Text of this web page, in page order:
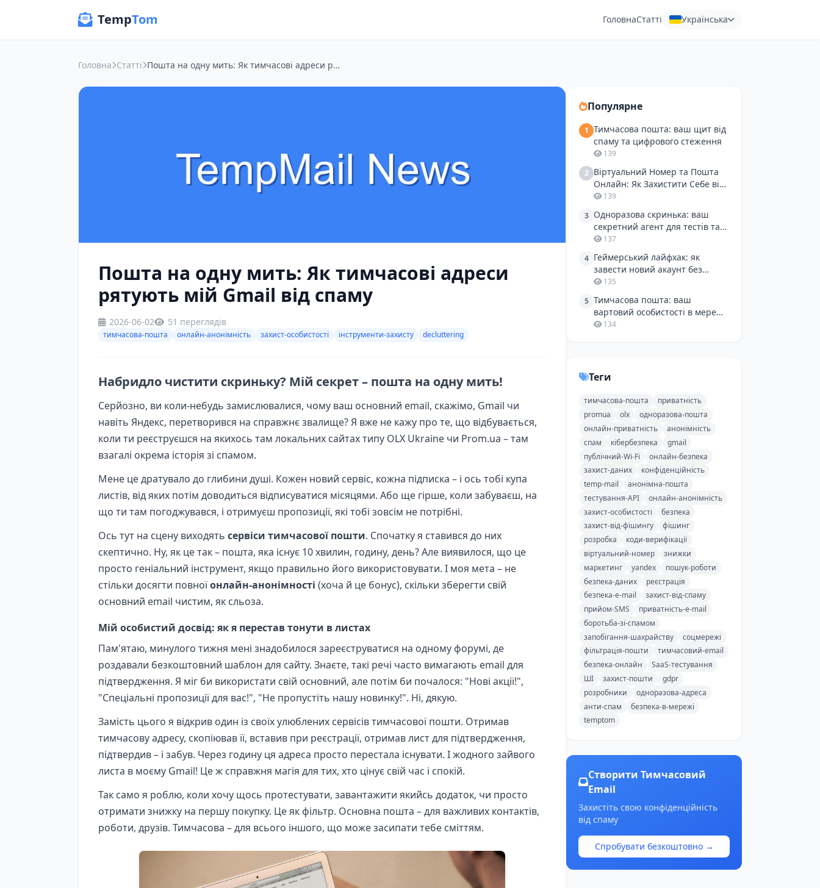
TempTom ГоловнаСтатті Українська
Головна Статті Пошта на одну мить: Як тимчасові адреси рятують мій Gmail від спаму
Пошта на одну мить: Як тимчасові адреси
рятують мій Gmail від спаму
2026-06-02 51 переглядів
тимчасова-пошта онлайн-анонімність захист-особистості інструменти-захисту decluttering
Набридло чистити скриньку? Мій секрет – пошта на одну мить!
Серйозно, ви коли-небудь замислювалися, чому ваш основний email, скажімо, Gmail чи
навіть Яндекс, перетворився на справжнє звалище? Я вже не кажу про те, що відбувається,
коли ти реєструєшся на якихось там локальних сайтах типу OLX Ukraine чи Prom.ua – там
взагалі окрема історія зі спамом.
Мене це дратувало до глибини душі. Кожен новий сервіс, кожна підписка – і ось тобі купа
листів, від яких потім доводиться відписуватися місяцями. Або ще гірше, коли забуваєш, на
що ти там погоджувався, і отримуєш пропозиції, які тобі зовсім не потрібні.
Ось тут на сцену виходять сервіси тимчасової пошти. Спочатку я ставився до них
скептично. Ну, як це так – пошта, яка існує 10 хвилин, годину, день? Але виявилося, що це
просто геніальний інструмент, якщо правильно його використовувати. І моя мета – не
стільки досягти повноїонлайн-анонімності (хоча й це бонус), скільки зберегти свій
основний email чистим, як сльоза.
Мій особистий досвід: як я перестав тонути в листах
Пам'ятаю, минулого тижня мені знадобилося зареєструватися на одному форумі, де
роздавали безкоштовний шаблон для сайту. Знаєте, такі речі часто вимагають email для
підтвердження. Я міг би використати свій основний, але потім би почалося: "Нові акції!",
"Спеціальні пропозиції для вас!", "Не пропустіть нашу новинку!". Ні, дякую.
Замість цього я відкрив один із своїх улюблених сервісів тимчасової пошти. Отримав
тимчасову адресу, скопіював її, вставив при реєстрації, отримав лист для підтвердження,
підтвердив – і забув. Через годину ця адреса просто перестала існувати. І жодного зайвого
листа в моєму Gmail! Це ж справжня магія для тих, хто цінує свій час і спокій.
Так само я роблю, коли хочу щось протестувати, завантажити якийсь додаток, чи просто
отримати знижку на першу покупку. Це як фільтр. Основна пошта – для важливих контактів,
роботи, друзів. Тимчасова – для всього іншого, що може засипати тебе сміттям.
Популярне
1 Тимчасова пошта: ваш щит від
спаму та цифрового стеження
139
2 Віртуальний Номер та Пошта
Онлайн: Як Захистити Себе від
Спаму при Онлайн-Покупках
139
3 Одноразова скринька: ваш
секретний агент для тестів та
захисту від спаму
137
4 Геймерський лайфхак: як
завести новий акаунт без
спаму і зайвих клопотів
135
5 Тимчасова пошта: ваш
вартовий особистості в мережі,
особливо для розробників
134
Теги
тимчасова-пошта
приватність
promua
olx
одноразова-пошта
онлайн-приватність
анонімність
спам
кібербезпека
gmail
публічний-Wi-Fi
онлайн-безпека
захист-даних
конфіденційність
temp-mail
анонімна-пошта
тестування-API
онлайн-анонімність
захист-особистості
безпека
захист-від-фішингу
фішинг
розробка
коди-верифікації
віртуальний-номер
знижки
маркетинг
yandex
пошук-роботи
безпека-даних
реєстрація
безпека-e-mail
захист-від-спаму
прийом-SMS
приватність-e-mail
боротьба-зі-спамом
запобігання-шахрайству
соцмережі
фільтрація-пошти
тимчасовий-email
безпека-онлайн
SaaS-тестування
ШІ
захист-пошти
gdpr
розробники
одноразова-адреса
анти-спам
безпека-в-мережі
temptom
Створити Тимчасовий
Email
Захистіть свою конфіденційність
від спаму
Спробувати безкоштовно →